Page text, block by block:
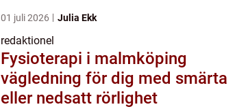
01 juli 2026 Julia Ekk
redaktionel
Fysioterapi i malmköping
vägledning för dig med smärta
eller nedsatt rörlighet